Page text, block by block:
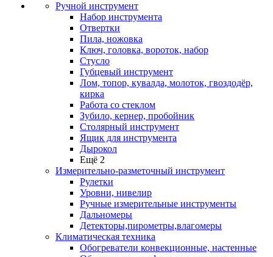
Ручной инструмент
Набор инструмента
Отвертки
Пила, ножовка
Ключ, головка, вороток, набор
Стусло
Губцевый инструмент
Лом, топор, кувалда, молоток, гвоздодёр,
кирка
Работа со стеклом
Зубило, кернер, пробойник
Столярный инструмент
Ящик для инструмента
Дырокол
Ещё 2
Измерительно-разметочный инструмент
Рулетки
Уровни, нивелир
Ручные измерительные инструменты
Дальномеры
Детекторы,пирометры,влагомеры
Климатическая техника
Обогреватели конвекционные, настенные